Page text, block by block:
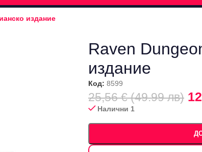
издание
Raven
издание
Код: 8599
25,56 € (49.99 лв)
Налични 1